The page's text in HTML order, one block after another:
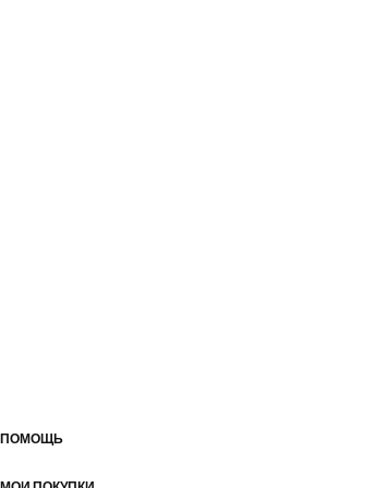
ПОМОЩЬ